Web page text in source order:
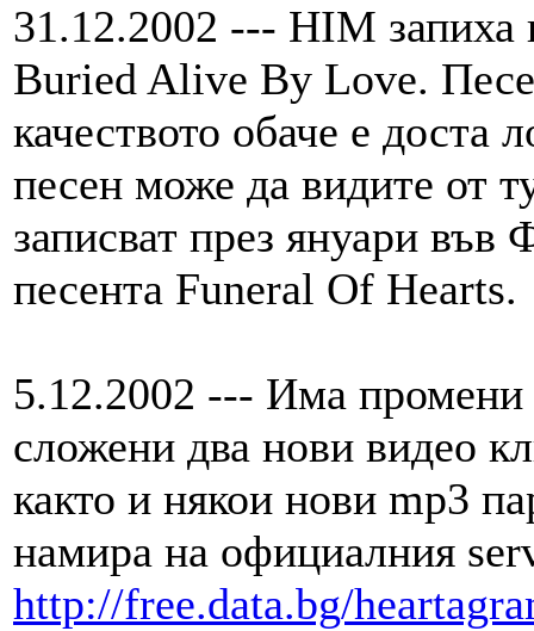
31.12.2002 --- HIM запиха
Buried Alive By Love.
качеството обаче е
песен може да видите от
записват през януари
песента Funeral Of Hearts.
5.12.2002 --- Има промени
сложени два нови видео
както и някои нови mp3
намира на официалния
http://free.data.bg/